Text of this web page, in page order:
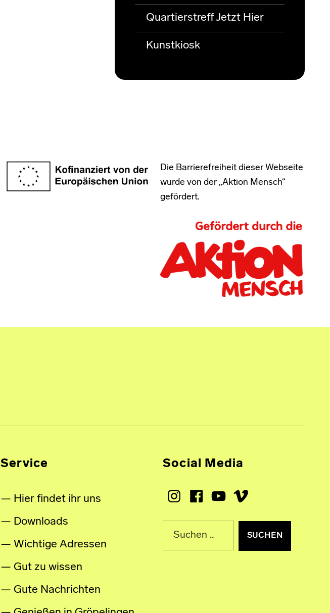
Quartierstreff Jetzt Hier
Kunstkiosk
Die Barrierefreiheit dieser Webseite
wurde von der „Aktion Mensch“
gefördert.
Service
Hier findet ihr uns
Downloads
Wichtige Adressen
Gut zu wissen
Gute Nachrichten
Social Media
InstagramFacebookYoutubeVimeo
Suche nach: